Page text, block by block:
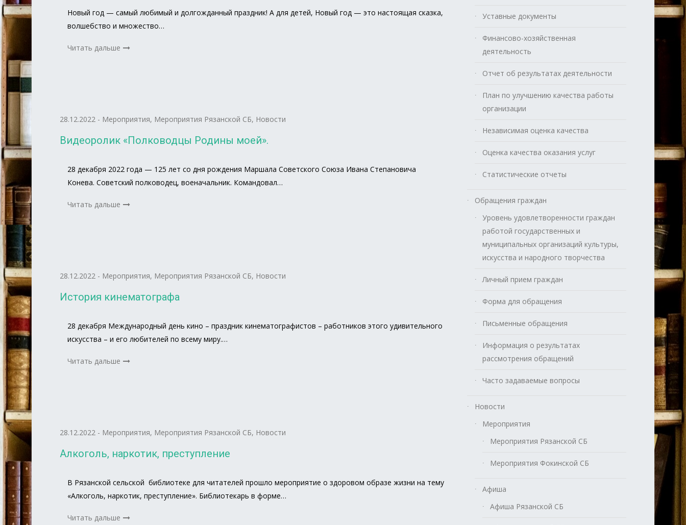
Новый год — самый любимый и долгожданный праздник! А для детей, Новый год — это настоящая сказка,
волшебство и множество…
Читать дальше
28.12.2022 - Мероприятия, Мероприятия Рязанской СБ, Новости
Видеоролик «Полководцы Родины моей».
28 декабря 2022 года — 125 лет со дня рождения Маршала Советского Союза Ивана Степановича
Конева. Советский полководец, военачальник. Командовал…
Читать дальше
28.12.2022 - Мероприятия, Мероприятия Рязанской СБ, Новости
История кинематографа
28 декабря Международный день кино – праздник кинематографистов – работников этого удивительного
искусства – и его любителей по всему миру.…
Читать дальше
28.12.2022 - Мероприятия, Мероприятия Рязанской СБ, Новости
Алкоголь, наркотик, преступление
В Рязанской сельской библиотеке для читателей прошло мероприятие о здоровом образе жизни на тему
«Алкоголь, наркотик, преступление». Библиотекарь в форме…
Читать дальше
Уставные документы
Финансово-хозяйственная
деятельность
Отчет об результатах деятельности
План по улучшению качества работы
организации
Независимая оценка качества
Оценка качества оказания услуг
Статистические отчеты
Обращения граждан
Уровень удовлетворенности граждан
работой государственных и
муниципальных организаций культуры,
искусства и народного творчества
Личный прием граждан
Форма для обращения
Письменные обращения
Информация о результатах
рассмотрения обращений
Часто задаваемые вопросы
Новости
Мероприятия
Мероприятия Рязанской СБ
Мероприятия Фокинской СБ
Афиша
Афиша Рязанской СБ